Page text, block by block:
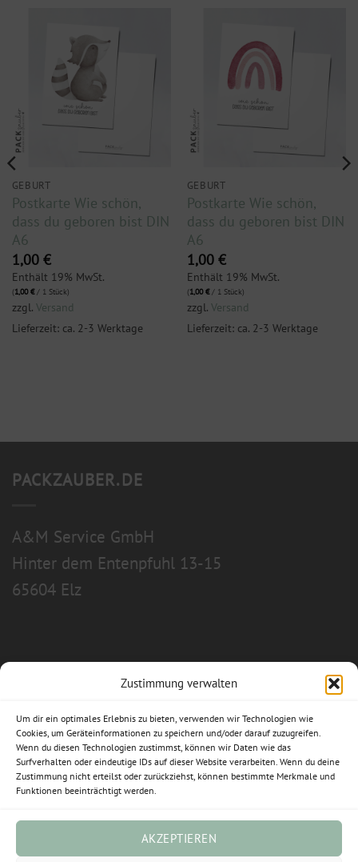
Zustimmung verwalten
Um dir ein optimales Erlebnis zu bieten, verwenden wir Technologien wie
Cookies, um Geräteinformationen zu speichern und/oder darauf zuzugreifen.
Wenn du diesen Technologien zustimmst, können wir Daten wie das
Surfverhalten oder eindeutige IDs auf dieser Website verarbeiten. Wenn du deine
Zustimmung nicht erteilst oder zurückziehst, können bestimmte Merkmale und
Funktionen beeinträchtigt werden.
AKZEPTIEREN
GEBURT
Postkarte Wie schön,
dass du geboren bist DIN
A6
1,00 €
Enthält 19% MwSt.
(1,00€/ 1 Stück)
zzgl. Versand
Lieferzeit: ca. 2-3 Werktage
GEBURT
Postkarte Wie schön,
dass du geboren bist DIN
A6
1,00 €
Enthält 19% MwSt.
(1,00€/ 1 Stück)
zzgl. Versand
Lieferzeit: ca. 2-3 Werktage
PACKZAUBER.DE
A&M Service GmbH
Hinter dem Entenpfuhl 13-15
65604 Elz
Allgemeine Geschäftsbedingungen
Impressum
Datenschutzerklärung
Widerrufsbelehrung
Cookie-Richtlinie (EU)